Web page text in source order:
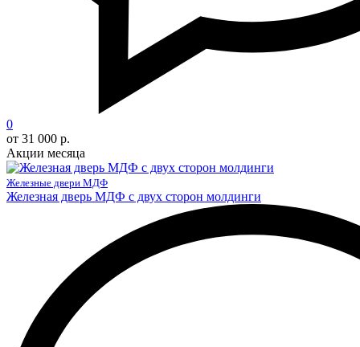
0
от 31 000 р.
Акции месяца
Железные двери МДФ
Железная дверь МДФ с двух сторон молдинги